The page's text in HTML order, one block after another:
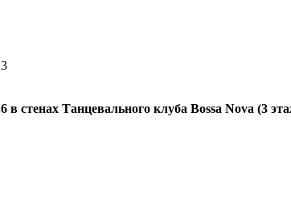
стенах Танцевального клуба Bossa Nova (3